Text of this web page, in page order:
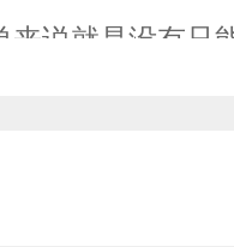
来说就是没有只